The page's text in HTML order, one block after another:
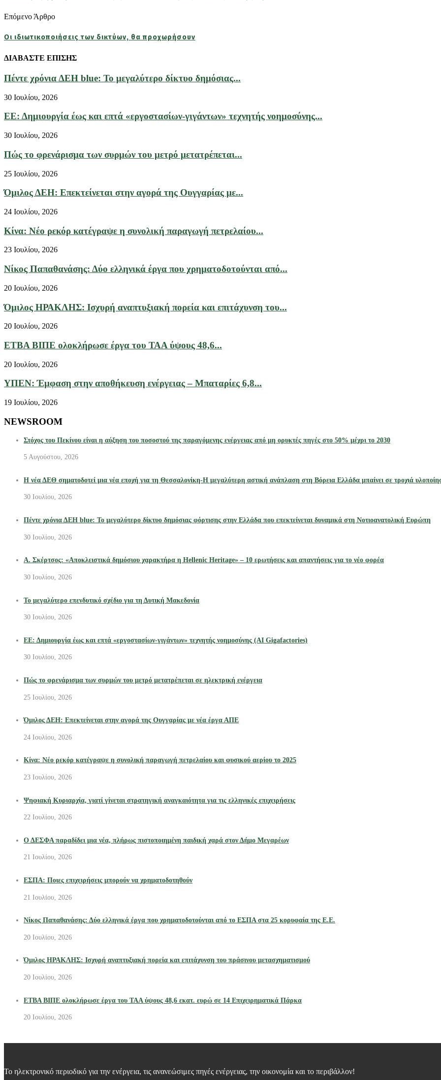
Επόμενο Άρθρο
Οι ιδιωτικοποιήσεις των δικτύων, θα προχωρήσουν
ΔΙΑΒΑΣΤΕ ΕΠΙΣΗΣ
Πέντε χρόνια ΔΕΗ blue: Το μεγαλύτερο δίκτυο δημόσιας...
30 Ιουλίου, 2026
ΕΕ: Δημιουργία έως και επτά «εργοστασίων-γιγάντων» τεχνητής νοημοσύνης...
30 Ιουλίου, 2026
Πώς το φρενάρισμα των συρμών του μετρό μετατρέπεται...
25 Ιουλίου, 2026
Όμιλος ΔΕΗ: Επεκτείνεται στην αγορά της Ουγγαρίας με...
24 Ιουλίου, 2026
Κίνα: Νέο ρεκόρ κατέγραψε η συνολική παραγωγή πετρελαίου...
23 Ιουλίου, 2026
Νίκος Παπαθανάσης: Δύο ελληνικά έργα που χρηματοδοτούνται από...
20 Ιουλίου, 2026
Όμιλος ΗΡΑΚΛΗΣ: Ισχυρή αναπτυξιακή πορεία και επιτάχυνση του...
20 Ιουλίου, 2026
ΕΤΒΑ ΒΙΠΕ ολοκλήρωσε έργα του ΤΑΑ ύψους 48,6...
20 Ιουλίου, 2026
ΥΠΕΝ: Έμφαση στην αποθήκευση ενέργειας – Μπαταρίες 6,8...
19 Ιουλίου, 2026
NEWSROOM
Στόχος του Πεκίνου είναι η αύξηση του ποσοστού της παραγόμενης ενέργειας από μη ορυκτές πηγές στο 50% μέχρι το 2030
5 Αυγούστου, 2026
Η νέα ΔΕΘ σηματοδοτεί μια νέα εποχή για τη Θεσσαλονίκη-Η μεγαλύτερη αστική ανάπλαση στη Βόρεια Ελλάδα μπαίνει σε τροχιά
30 Ιουλίου, 2026
Πέντε χρόνια ΔΕΗ blue: Το μεγαλύτερο δίκτυο δημόσιας φόρτισης στην Ελλάδα που επεκτείνεται δυναμικά στη Νοτιοανατολική Ευρώπη
30 Ιουλίου, 2026
Α. Σκέρτσος: «Αποκλειστικά δημόσιου χαρακτήρα η Hellenic Heritage» – 10 ερωτήσεις και απαντήσεις για το νέο φορέα
30 Ιουλίου, 2026
Το μεγαλύτερο επενδυτικό σχέδιο για τη Δυτική Μακεδονία
30 Ιουλίου, 2026
ΕΕ: Δημιουργία έως και επτά «εργοστασίων-γιγάντων» τεχνητής νοημοσύνης (AI Gigafactories)
30 Ιουλίου, 2026
Πώς το φρενάρισμα των συρμών του μετρό μετατρέπεται σε ηλεκτρική ενέργεια
25 Ιουλίου, 2026
Όμιλος ΔΕΗ: Επεκτείνεται στην αγορά της Ουγγαρίας με νέα έργα ΑΠΕ
24 Ιουλίου, 2026
Κίνα: Νέο ρεκόρ κατέγραψε η συνολική παραγωγή πετρελαίου και φυσικού αερίου το 2025
23 Ιουλίου, 2026
Ψηφιακή Κυριαρχία, γιατί γίνεται στρατηγική αναγκαιότητα για τις ελληνικές επιχειρήσεις
22 Ιουλίου, 2026
Ο ΔΕΣΦΑ παραδίδει μια νέα, πλήρως πιστοποιημένη παιδική χαρά στον Δήμο Μεγαρέων
21 Ιουλίου, 2026
ΕΣΠΑ: Ποιες επιχειρήσεις μπορούν να χρηματοδοτηθούν
21 Ιουλίου, 2026
Νίκος Παπαθανάσης: Δύο ελληνικά έργα που χρηματοδοτούνται από το ΕΣΠΑ στα 25 κορυφαία της Ε.Ε.
20 Ιουλίου, 2026
Όμιλος ΗΡΑΚΛΗΣ: Ισχυρή αναπτυξιακή πορεία και επιτάχυνση του πράσινου μετασχηματισμού
20 Ιουλίου, 2026
ΕΤΒΑ ΒΙΠΕ ολοκλήρωσε έργα του ΤΑΑ ύψους 48,6 εκατ. ευρώ σε 14 Επιχειρηματικά Πάρκα
20 Ιουλίου, 2026
Το ηλεκτρονικό περιοδικό για την ενέργεια, τις ανανεώσιμες πηγές ενέργειας, την οικονομία και το περιβάλλον!